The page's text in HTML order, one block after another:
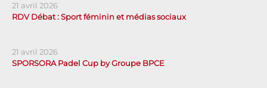
21 avril 2026
RDV Débat : Sport féminin et médias sociaux
21 avril 2026
SPORSORA Padel Cup by Groupe BPCE